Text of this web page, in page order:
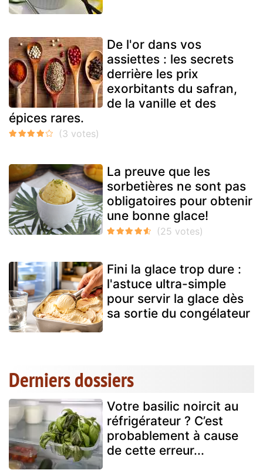
De l'or dans vos
assiettes : les secrets
derrière les prix
exorbitants du safran,
de la vanille et des
épices rares.
La preuve que les
sorbetières ne sont pas
obligatoires pour obtenir
une bonne glace!
Fini la glace trop dure :
l'astuce ultra-simple
pour servir la glace dès
sa sortie du congélateur
Derniers dossiers
Votre basilic noircit au
réfrigérateur ? C’est
probablement à cause
de cette erreur...